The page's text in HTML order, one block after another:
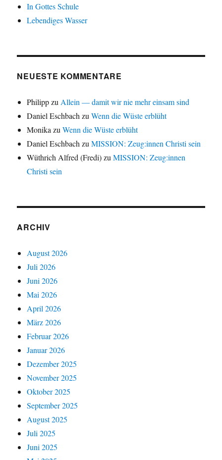
In Gottes Schule
Lebendiges Wasser
NEUESTE KOMMENTARE
Philippzu Allein — damit wir nie mehr einsam sind
Daniel Eschbach zuWenn die Wüste erblüht
Monika zuWenn die Wüste erblüht
Daniel Eschbach zuMISSION: Zeug:innen Christi sein
Wüthrich Alfred (Fredi)zuMISSION: Zeug:innen
Christi sein
ARCHIV
August 2026
Juli 2026
Juni 2026
Mai 2026
April 2026
März 2026
Februar 2026
Januar 2026
Dezember 2025
November 2025
Oktober 2025
September 2025
August 2025
Juli 2025
Juni 2025